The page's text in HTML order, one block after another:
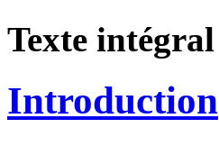
Texte intégral
Introduction